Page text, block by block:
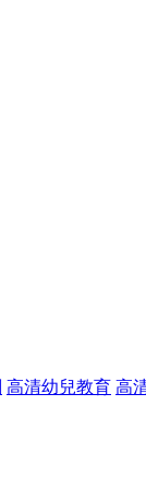
高清幼兒教育 高